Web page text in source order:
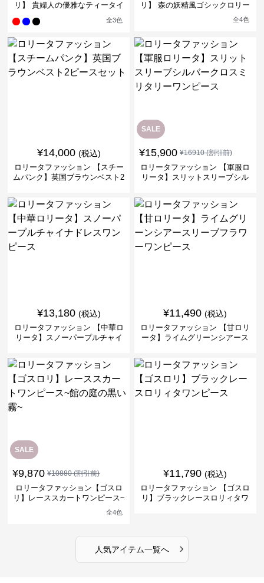
リ】 貴婦人の優雅なティータイ
全3色
リ】 森の妖精風ゴシックロリー
全4色
¥14,000 (税込)
ロリータファッション 【スチー
ムパンク】英国ブラウンベスト2
SALE
¥15,900 ¥16910(割引前)
ロリータファッション 【軍服ロ
リータ】スリットスリーブシル
¥13,180 (税込)
ロリータファッション 【中華ロ
リータ】スノーパープルチャイ
¥11,490 (税込)
ロリータファッション 【甘ロリ
ータ】ライムグリーンシアース
SALE
¥9,870 ¥10880(割引前)
ロリータファッション【ゴスロ
リ】レーススカートワンピース~
全4色
¥11,790 (税込)
ロリータファッション 【ゴスロ
リ】ブラックレースロリィタワ
人気アイテム一覧へ ›